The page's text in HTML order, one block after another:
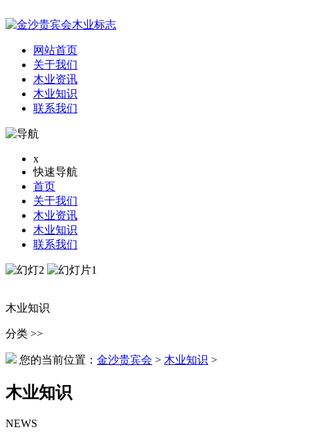
网站首页
关于我们
木业资讯
木业知识
联系我们
x
快速导航
首页
关于我们
木业资讯
木业知识
联系我们
木业知识
分类 >>
您的当前位置： 金沙贵宾会 > 木业知识 >
木业知识
NEWS